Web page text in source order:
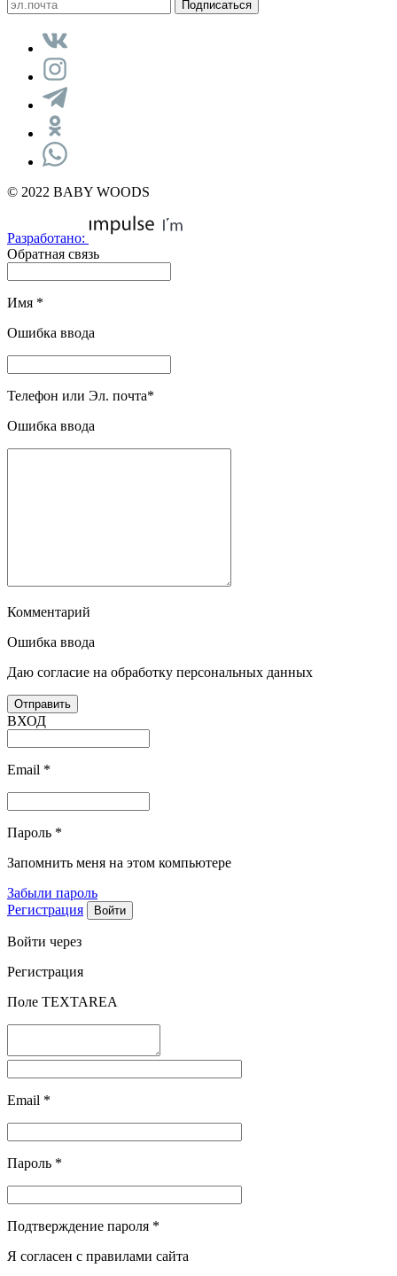
© 2022 BABY WOODS
Разработано:
Обратная связь
Имя *
Ошибка ввода
Телефон или Эл. почта*
Ошибка ввода
Комментарий
Ошибка ввода
Даю согласие на обработку персональных данных
ВХОД
Email *
Пароль *
Запомнить меня на этом компьютере
Забыли пароль
Регистрация
Войти через
Регистрация
Поле TEXTAREA
Email *
Пароль *
Подтверждение пароля *
Я согласен с правилами сайта